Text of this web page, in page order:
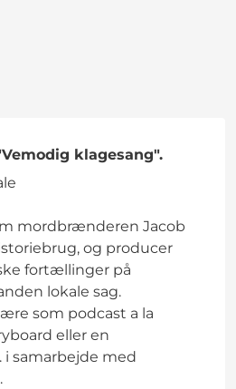
klagesang".
mordbrænderen Jacob
og producer
fortællinger på
lokale sag.
som podcast a la
eller en
samarbejde med